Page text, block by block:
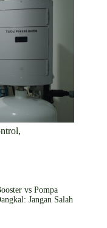
vs Pompa
Jangan Salah